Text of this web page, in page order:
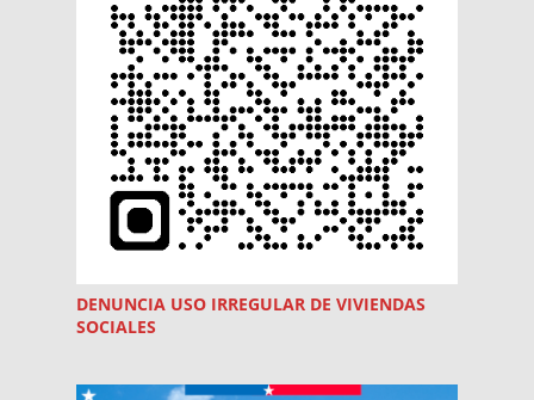
DENUNCIA USO IRREGULAR DE VIVIENDAS
SOCIALES